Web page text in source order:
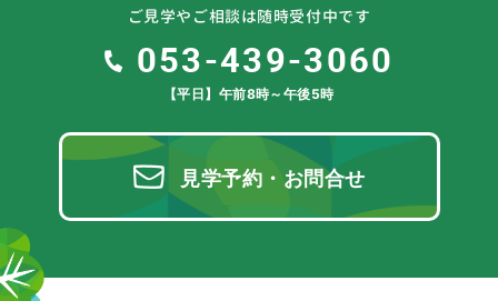
ご見学やご相談は随時受付中です
053-439-3060
【平日】午前8時～午後5時
見学予約・お問合せ